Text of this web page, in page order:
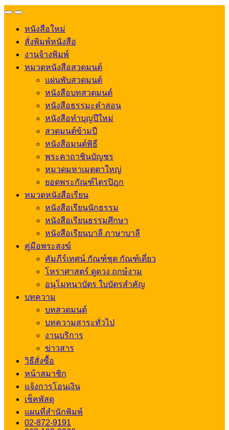
OpenClose
หนังสือใหม่
สั่งพิมพ์หนังสือ
งานจ้างพิมพ์
หมวดหนังสือสวดมนต์
แผ่นพับสวดมนต์
หนังสือบทสวดมนต์
หนังสือธรรมะคำสอน
หนังสือทำบุญปีใหม่
สวดมนต์ข้ามปี
หนังสือมนต์พิธี
พระคาถาชินบัญชร
หมวดมหาเมตตาใหญ่
ยอดพระกัณฑ์ไตรปิฎก
หมวดหนังสือเรียน
หนังสือเรียนนักธรรม
หนังสือเรียนธรรมศึกษา
หนังสือเรียนบาลี ภาษาบาลี
คู่มือพระสงฆ์
คัมภีร์เทศน์ กัณฑ์ชุด กัณฑ์เดี่ยว
โหราศาสตร์ ดูดวง ฤกษ์งาม
อนุโมทนาบัตร ใบบัตรสำคัญ
บทความ
บทสวดมนต์
บทความสาระทั่วไป
งานบริการ
ข่าวสาร
วิธีสั่งซื้อ
หน้าสมาชิก
แจ้งการโอนเงิน
เช็คพัสดุ
แผนที่สำนักพิมพ์
02-872-9191